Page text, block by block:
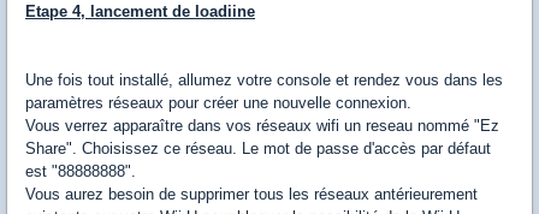
Etape 4, lancement de loadiine
Une fois tout installé, allumez votre console et rendez vous dans les
paramètres réseaux pour créer une nouvelle connexion.
Vous verrez apparaître dans vos réseaux wifi un reseau nommé " Ez
Share" Choisissez ce réseau. Le mot de passe d'accès par défaut
est "88888888"
Vous aurez besoin de supprimer tous les réseaux antérieurement